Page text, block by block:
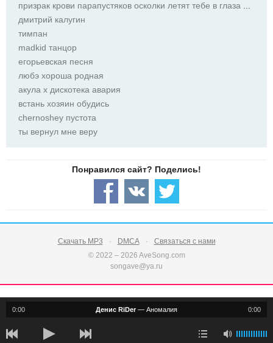
призрак крови парапустяков осколки летят тебе в глаза призрак крови парапустяков осколки летят тебе
дмитрий калугин
тимпан
madkid танцор
егорьевская песня
любэ хороша родная
акула х дискотека авария
встань хозяин обудись
chernoshey пустота
ты вернул мне веру
Скачать MP3 DMCA
Связаться с нами
© 2022 – 2026 AveSong.com
songave@ya.ru
0:00 0:00
Денис RiDer — Аномалия